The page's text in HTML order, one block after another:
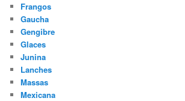
Frangos
Gaucha
Gengibre
Glaces
Junina
Lanches
Massas
Mexicana